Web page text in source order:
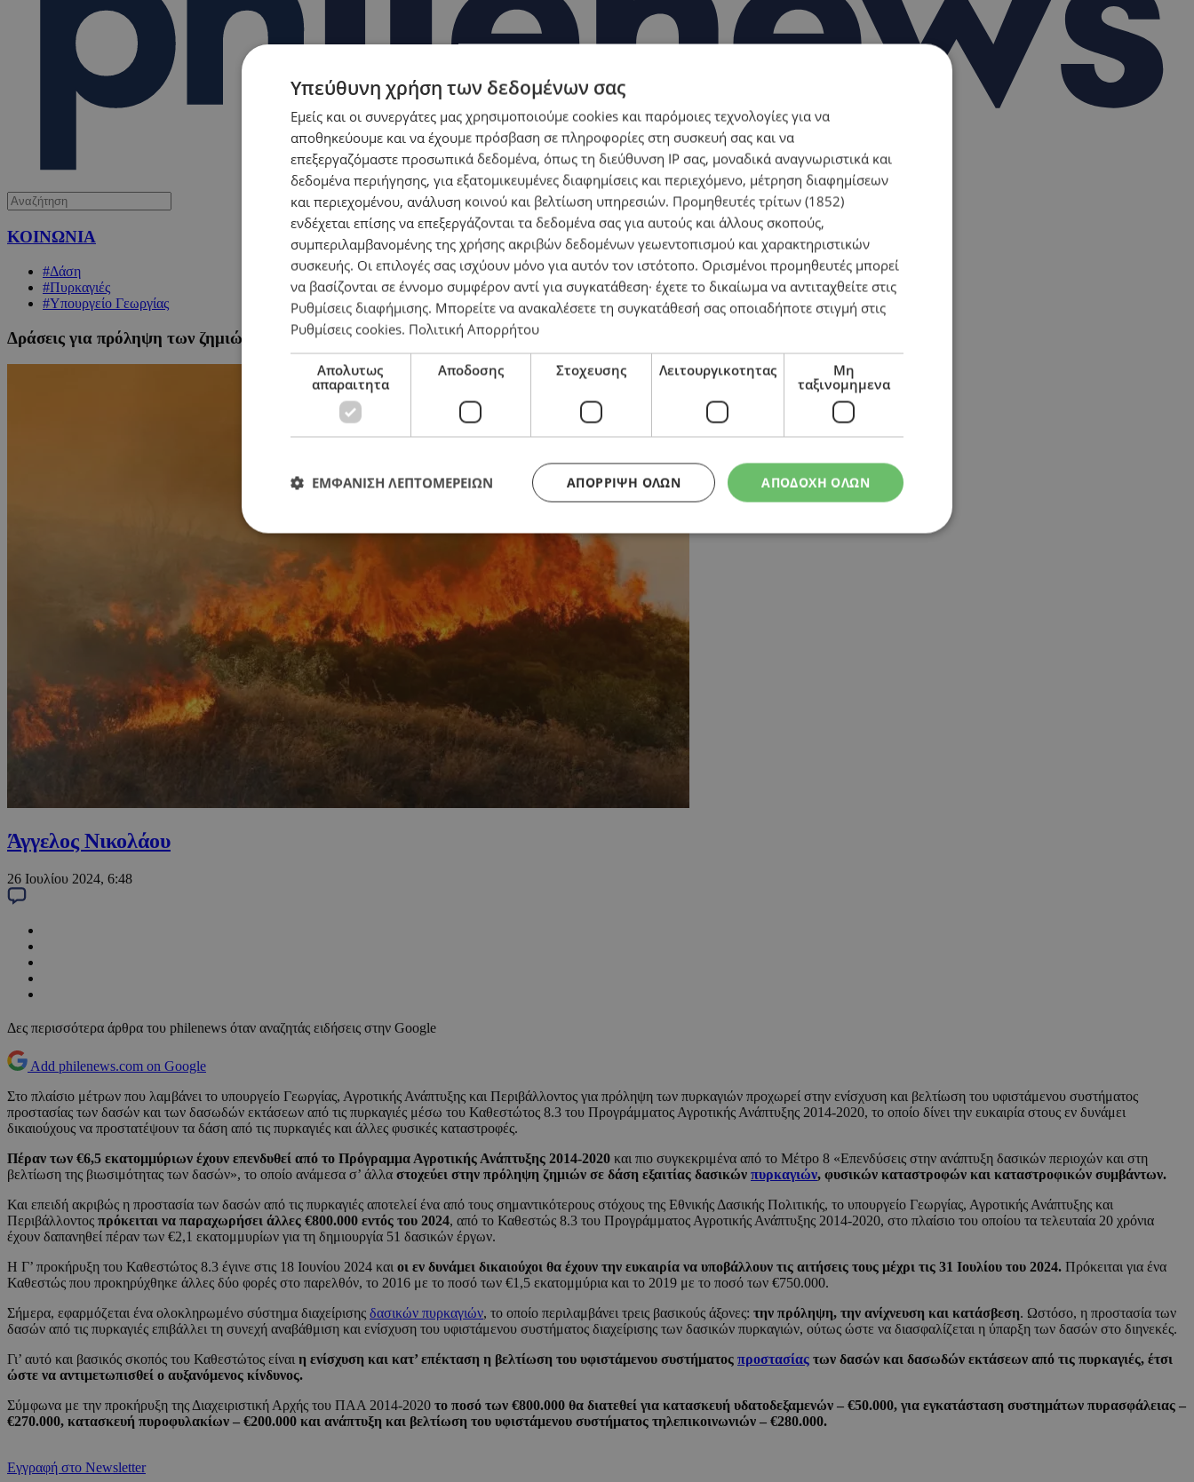
ΚΟΙΝΩΝΙΑ
#Δάση
#Πυρκαγιές
#Υπουργείο Γεωργίας
Δράσεις για πρόληψη των ζημιών από πυρκαγιές – Άλλες €800.000 για την προστασία των δασών
Άγγελος Νικολάου
26 Ιουλίου 2024, 6:48
Δες περισσότερα άρθρα του philenews όταν αναζητάς ειδήσεις στην Google
Add philenews.com on Google
Στο πλαίσιο μέτρων που λαμβάνει το υπουργείο Γεωργίας, Αγροτικής Ανάπτυξης και Περιβάλλοντος για πρόληψη των πυρκαγιών προχωρεί στην ενίσχυση και βελτίωση του υφιστάμενου συστήματος
προστασίας των δασών και των δασωδών εκτάσεων από τις πυρκαγιές μέσω του Καθεστώτος 8.3 του Προγράμματος Αγροτικής Ανάπτυξης 2014-2020, το οποίο δίνει την ευκαιρία στους εν δυνάμει
δικαιούχους να προστατέψουν τα δάση από τις πυρκαγιές και άλλες φυσικές καταστροφές.
Πέραν των €6,5 εκατομμύριων έχουν επενδυθεί από το Πρόγραμμα Αγροτικής Ανάπτυξης 2014-2020 και πιο συγκεκριμένα από το Μέτρο 8 «Επενδύσεις στην ανάπτυξη δασικών περιοχών και στη
βελτίωση της βιωσιμότητας των δασών», το οποίο ανάμεσα σ’ άλλα στοχεύει στην πρόληψη ζημιών σε δάση εξαιτίας δασικών πυρκαγιών, φυσικών καταστροφών και καταστροφικών συμβάντων.
Και επειδή ακριβώς η προστασία των δασών από τις πυρκαγιές αποτελεί ένα από τους σημαντικότερους στόχους της Εθνικής Δασικής Πολιτικής, το υπουργείο Γεωργίας, Αγροτικής Ανάπτυξης και
Περιβάλλοντος πρόκειται να παραχωρήσει άλλες €800.000 εντός του 2024, από το Καθεστώς 8.3 του Προγράμματος Αγροτικής Ανάπτυξης 2014-2020, στο πλαίσιο του οποίου τα τελευταία 20 χρόνια
έχουν δαπανηθεί πέραν των €2,1 εκατομμυρίων για τη δημιουργία 51 δασικών έργων.
Η Γ’ προκήρυξη του Καθεστώτος 8.3 έγινε στις 18 Ιουνίου 2024 και οι εν δυνάμει δικαιούχοι θα έχουν την ευκαιρία να υποβάλλουν τις αιτήσεις τους μέχρι τις 31 Ιουλίου του 2024. Πρόκειται για ένα
Καθεστώς που προκηρύχθηκε άλλες δύο φορές στο παρελθόν, το 2016 με το ποσό των €1,5 εκατομμύρια και το 2019 με το ποσό των €750.000.
Σήμερα, εφαρμόζεται ένα ολοκληρωμένο σύστημα διαχείρισης δασικών πυρκαγιών, το οποίο περιλαμβάνει τρεις βασικούς άξονες: την πρόληψη, την ανίχνευση και κατάσβεση. Ωστόσο, η προστασία των
δασών από τις πυρκαγιές επιβάλλει τη συνεχή αναβάθμιση και ενίσχυση του υφιστάμενου συστήματος διαχείρισης των δασικών πυρκαγιών, ούτως ώστε να διασφαλίζεται η ύπαρξη των δασών στο διηνεκές.
Γι’ αυτό και βασικός σκοπός του Καθεστώτος είναι η ενίσχυση και κατ’ επέκταση η βελτίωση του υφιστάμενου συστήματος προστασίας των δασών και δασωδών εκτάσεων από τις πυρκαγιές, έτσι
ώστε να αντιμετωπισθεί ο αυξανόμενος κίνδυνος.
Σύμφωνα με την προκήρυξη της Διαχειριστική Αρχής του ΠΑΑ 2014-2020 το ποσό των €800.000 θα διατεθεί για κατασκευή υδατοδεξαμενών – €50.000, για εγκατάσταση συστημάτων πυρασφάλειας –
€270.000, κατασκευή πυροφυλακίων – €200.000 και ανάπτυξη και βελτίωση του υφιστάμενου συστήματος τηλεπικοινωνιών – €280.000.
Εγγραφή στο Newsletter
Υπεύθυνη χρήση των δεδομένων σας
Εμείς και οι συνεργάτες μας χρησιμοποιούμε cookies και παρόμοιες τεχνολογίες για να
αποθηκεύουμε και να έχουμε πρόσβαση σε πληροφορίες στη συσκευή σας και να
επεξεργαζόμαστε προσωπικά δεδομένα, όπως τη διεύθυνση IP σας, μοναδικά αναγνωριστικά και
δεδομένα περιήγησης, για εξατομικευμένες διαφημίσεις και περιεχόμενο, μέτρηση διαφημίσεων
και περιεχομένου, ανάλυση κοινού και βελτίωση υπηρεσιών. Προμηθευτές τρίτων (1852)
ενδέχεται επίσης να επεξεργάζονται τα δεδομένα σας για αυτούς και άλλους σκοπούς,
συμπεριλαμβανομένης της χρήσης ακριβών δεδομένων γεωεντοπισμού και χαρακτηριστικών
συσκευής. Οι επιλογές σας ισχύουν μόνο για αυτόν τον ιστότοπο. Ορισμένοι προμηθευτές μπορεί
να βασίζονται σε έννομο συμφέρον αντί για συγκατάθεση· έχετε το δικαίωμα να αντιταχθείτε στις
Ρυθμίσεις διαφήμισης. Μπορείτε να ανακαλέσετε τη συγκατάθεσή σας οποιαδήποτε στιγμή στις
Ρυθμίσεις cookies. Πολιτική Απορρήτου
Απολυτως
απαραιτητα
Αποδοσης Στοχευσης Λειτουργικοτητας
Μη
ταξινομημενα
ΑΠΟΔΟΧΗ ΟΛΩΝ
ΑΠΌΡΡΙΨΗ ΌΛΩΝ
ΕΜΦΑΝΙΣΗ ΛΕΠΤΟΜΕΡΕΙΩΝ